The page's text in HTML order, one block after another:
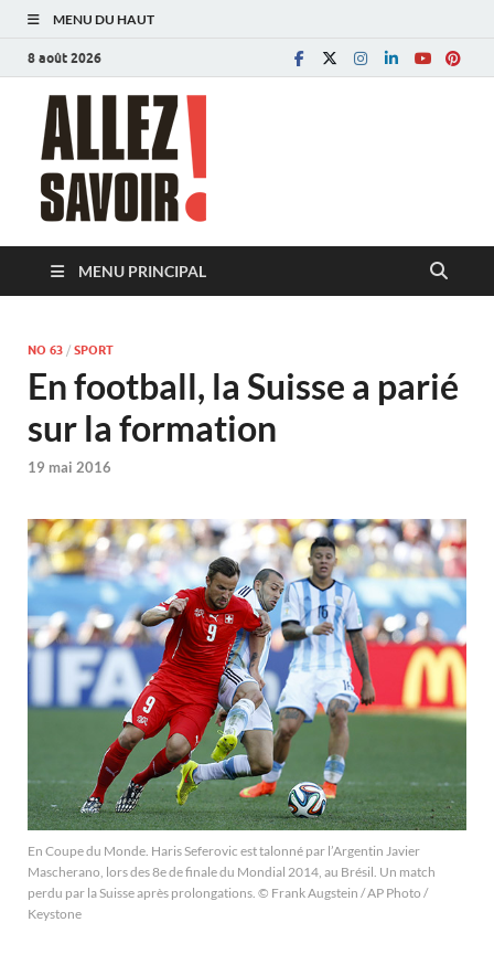
MENU DU HAUT
8 août 2026
MENU PRINCIPAL
NO 63 / SPORT
En football, la Suisse a parié
sur la formation
19 mai 2016
En Coupe du Monde. Haris Seferovic est talonné par l’Argentin Javier
Mascherano, lors des 8e de finale du Mondial 2014, au Brésil. Un match
perdu par la Suisse après prolongations. © Frank Augstein / AP Photo /
Keystone